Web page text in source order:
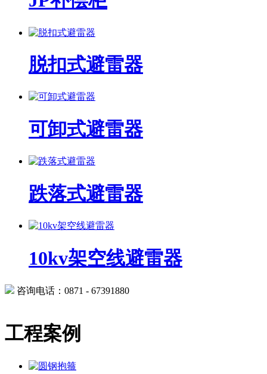
脱扣式避雷器
可卸式避雷器
跌落式避雷器
10kv架空线避雷器
咨询电话：0871 - 67391880
工程案例